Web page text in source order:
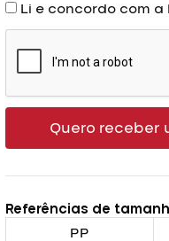
Aceite
Li e concordo com a
Quero receber
Referências de
PP